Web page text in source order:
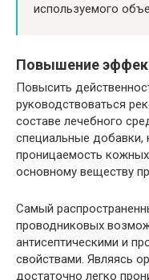
используемого
Повышение
Повысить
руководствоваться
составе лечебного
специальные добавки,
проницаемость
основному веществу
Самый
проводниковых
антисептическими и
свойствами. Являясь
достаточно легко